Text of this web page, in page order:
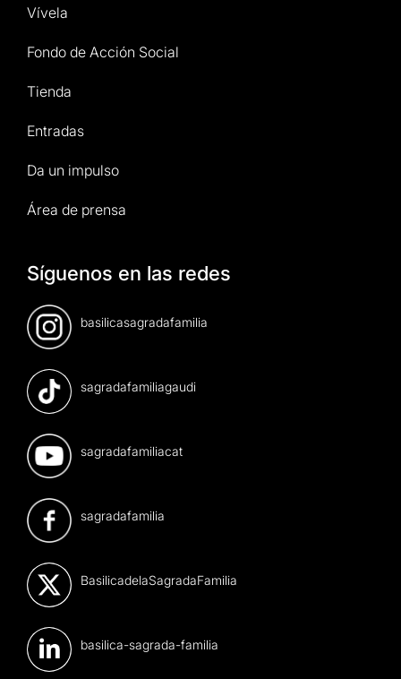
Vívela
Fondo de Acción Social
Tienda
Entradas
Da un impulso
Área de prensa
Síguenos en las redes
basilicasagradafamilia
sagradafamiliagaudi
sagradafamiliacat
sagradafamilia
BasilicadelaSagradaFamilia
basilica-sagrada-familia